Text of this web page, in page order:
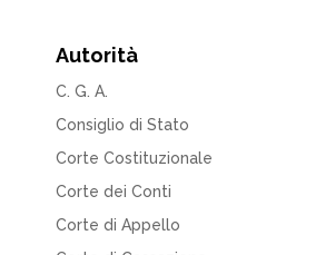
Autorità
C. G. A.
Consiglio di Stato
Corte Costituzionale
Corte dei Conti
Corte di Appello